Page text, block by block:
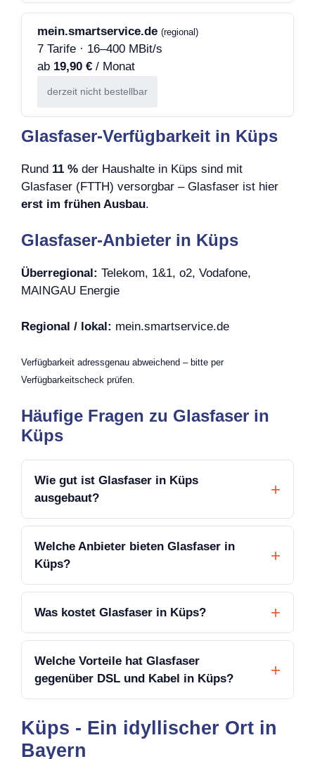
mein.smartservice.de (regional)
7 Tarife · 16–400 MBit/s
ab 19,90 € / Monat
derzeit nicht bestellbar
Glasfaser-Verfügbarkeit in Küps
Rund 11 % der Haushalte in Küps sind mit
Glasfaser (FTTH) versorgbar – Glasfaser ist hier
erst im frühen Ausbau.
Glasfaser-Anbieter in Küps
Überregional: Telekom, 1&1, o2, Vodafone,
MAINGAU Energie
Regional / lokal: mein.smartservice.de
Verfügbarkeit adressgenau abweichend – bitte per
Verfügbarkeitscheck prüfen.
Häufige Fragen zu Glasfaser in
Küps
Wie gut ist Glasfaser in Küps
ausgebaut?
Welche Anbieter bieten Glasfaser in
Küps?
Was kostet Glasfaser in Küps?
Welche Vorteile hat Glasfaser
gegenüber DSL und Kabel in Küps?
Küps - Ein idyllischer Ort in
Bayern